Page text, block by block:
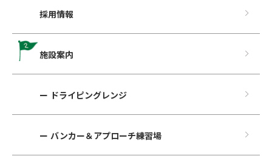
採用情報
施設案内
ー ドライピングレンジ
ー バンカー＆アプローチ練習場